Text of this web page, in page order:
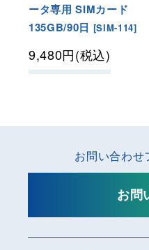
ータ専用 SIMカード
135GB/90日 [SIM-114]
9,480円(税込)
お問い合わせ
お問